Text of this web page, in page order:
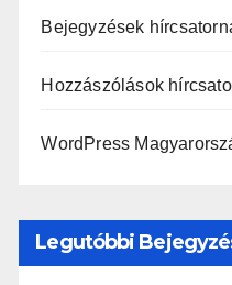
Bejegyzések
Hozzászólások
WordPress
Legutóbbi